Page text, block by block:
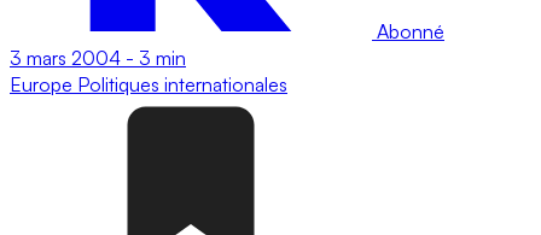
Abonné
3 mars 2004 - 3 min
Europe Politiques internationales